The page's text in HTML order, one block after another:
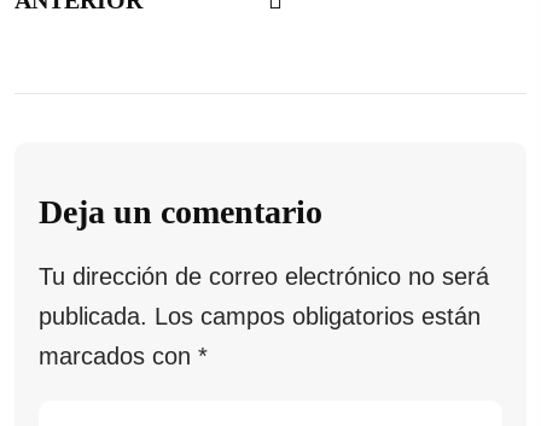
Deja un comentario
Tu dirección de correo electrónico no será
publicada. Los campos obligatorios están
marcados con *